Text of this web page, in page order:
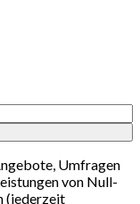
Umfragen
von Null-
(jederzeit